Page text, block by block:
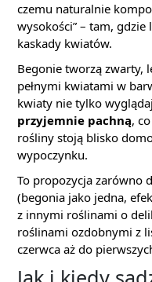
czemu naturalnie
wysokości” – tam,
kaskady kwiatów.
Begonie tworzą zwarty,
pełnymi kwiatami w
kwiaty nie tylko
przyjemnie pachną,
rośliny stoją blisko
wypoczynku.
To propozycja zarówno
(begonia jako jedna,
z innymi roślinami o
roślinami ozdobnymi z
czerwca aż do